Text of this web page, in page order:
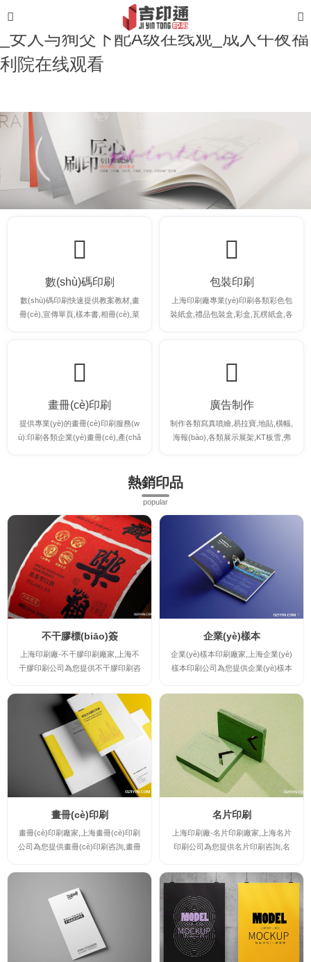
亚洲男人的天堂av_国产黄色网站生活片
_女人与狥交下配A级在线观_成人午夜福
利院在线观看
數(shù)碼印刷
數(shù)碼印刷快速提供教案教材,畫
冊(cè),宣傳單頁,樣本書,相冊(cè),菜
包裝印刷
上海印刷廠專業(yè)印刷各類彩色包
裝紙盒,禮品包裝盒,彩盒,瓦楞紙盒,各
畫冊(cè)印刷
提供專業(yè)的畫冊(cè)印刷服務(w
ù):印刷各類企業(yè)畫冊(cè),產(chǎ
廣告制作
制作各類寫真噴繪,易拉寶,地貼,橫幅,
海報(bào),各類展示展架,KT板雪,弗
熱銷印品
popular
不干膠標(biāo)簽
上海印刷廠-不干膠印刷廠家,上海不
干膠印刷公司為您提供不干膠印刷咨
ī)格及不干膠印刷報(bào)價(jià),讓您
實(shí)時(shí)了解不干膠印刷廠家
的最新規(guī)格及報(bào)價(jià),并
提供不干膠印刷時(shí)的注意事項(x
iàng),印刷出讓您滿意的高檔不干膠
印刷產(chǎn)品。
企業(yè)樣本
企業(yè)樣本印刷廠家,上海企業(yè)
樣本印刷公司為您提供企業(yè)樣本
è)樣本印刷案例,企業(yè)樣本印刷規
(guī)格及企業(yè)樣本印刷報(bào)
價(jià),讓您實(shí)時(shí)了解企業(y
è)樣本印刷廠家的最新規(guī)格及報
(bào)價(jià),并提供企業(yè)樣本印刷
時(shí)的注意事項(xiàng),印刷出讓
您滿意的高檔企業(yè)樣本印...
畫冊(cè)印刷
畫冊(cè)印刷廠家,上海畫冊(cè)印刷
公司為您提供畫冊(cè)印刷咨詢,畫冊
及畫冊(cè)印刷報(bào)價(jià),讓您實
(shí)時(shí)了解畫冊(cè)印刷廠家的
最新規(guī)格及報(bào)價(jià),并提
供畫冊(cè)印刷時(shí)的注意事項(xi
àng),印刷出讓您滿意的高檔畫冊(cè)
印刷產(chǎn)品。
名片印刷
上海印刷廠-名片印刷廠家,上海名片
印刷公司為您提供名片印刷咨詢,名
片印刷報(bào)價(jià),讓您實(shí)時
(shí)了解名片印刷廠家的最新規(gu
ī)格及報(bào)價(jià),并提供名片印刷
時(shí)的注意事項(xiàng),印刷出讓
您滿意的高檔名片印刷產(chǎn)品。